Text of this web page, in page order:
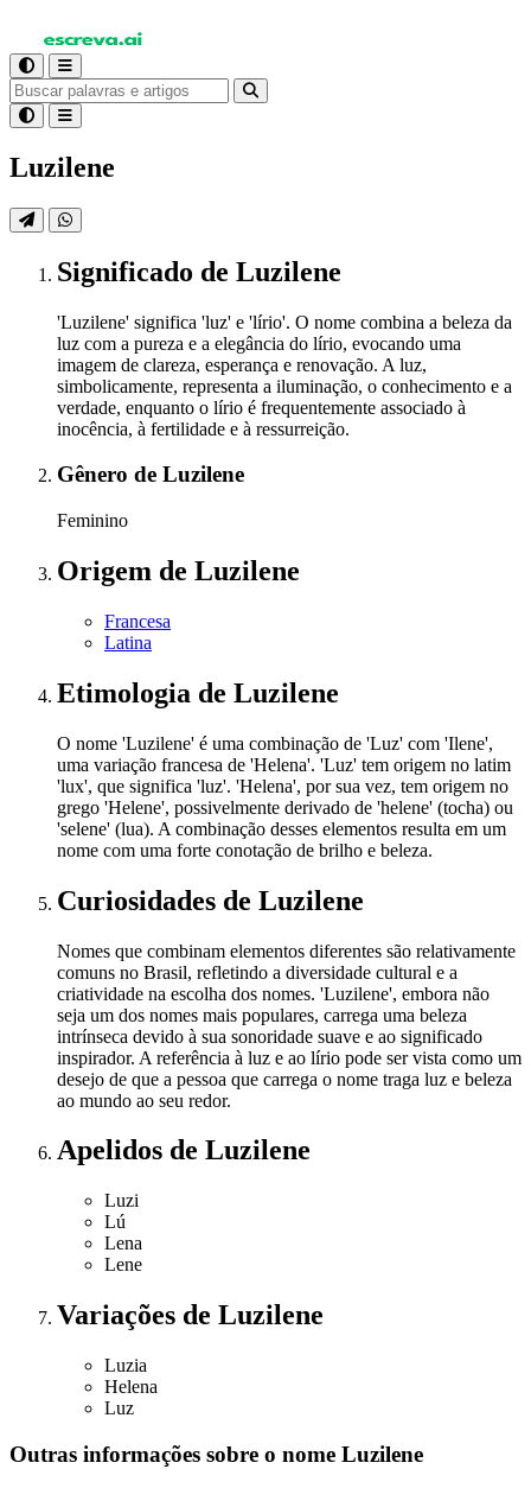
Luzilene
Significado de Luzilene
'Luzilene' significa 'luz' e 'lírio'. O nome combina a beleza da
luz com a pureza e a elegância do lírio, evocando uma
imagem de clareza, esperança e renovação. A luz,
simbolicamente, representa a iluminação, o conhecimento e a
verdade, enquanto o lírio é frequentemente associado à
inocência, à fertilidade e à ressurreição.
Gênero de Luzilene
Feminino
Origem de Luzilene
Francesa
Latina
Etimologia de Luzilene
O nome 'Luzilene' é uma combinação de 'Luz' com 'Ilene',
uma variação francesa de 'Helena'. 'Luz' tem origem no latim
'lux', que significa 'luz'. 'Helena', por sua vez, tem origem no
grego 'Helene', possivelmente derivado de 'helene' (tocha) ou
'selene' (lua). A combinação desses elementos resulta em um
nome com uma forte conotação de brilho e beleza.
Curiosidades de Luzilene
Nomes que combinam elementos diferentes são relativamente
comuns no Brasil, refletindo a diversidade cultural e a
criatividade na escolha dos nomes. 'Luzilene', embora não
seja um dos nomes mais populares, carrega uma beleza
intrínseca devido à sua sonoridade suave e ao significado
inspirador. A referência à luz e ao lírio pode ser vista como um
desejo de que a pessoa que carrega o nome traga luz e beleza
ao mundo ao seu redor.
Apelidos de Luzilene
Luzi
Lú
Lena
Lene
Variações de Luzilene
Luzia
Helena
Luz
Outras informações sobre o nome Luzilene